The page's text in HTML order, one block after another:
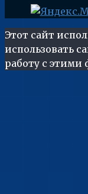
Этот сайт
использовать
работу с этими